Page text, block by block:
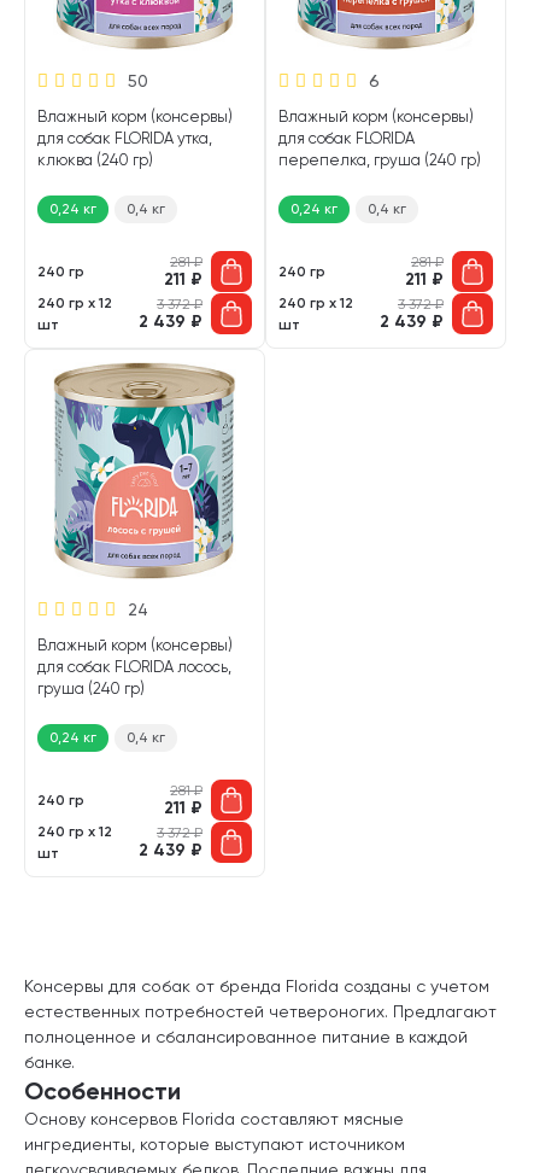
50
Влажный корм (консервы)
для собак FLORIDA утка,
клюква (240 гр)
0,24 кг 0,4 кг
240 гр
281₽
211 ₽
240 гр х 12
шт
3 372₽
2 439 ₽
6
Влажный корм (консервы)
для собак FLORIDA
перепелка, груша (240 гр)
0,24 кг 0,4 кг
240 гр
281₽
211 ₽
240 гр х 12
шт
3 372₽
2 439 ₽
24
Влажный корм (консервы)
для собак FLORIDA лосось,
груша (240 гр)
0,24 кг 0,4 кг
240 гр
281₽
211 ₽
240 гр х 12
шт
3 372₽
2 439 ₽
Консервы для собак от бренда Florida созданы с учетом
естественных потребностей четвероногих. Предлагают
полноценное и сбалансированное питание в каждой
банке.
Особенности
Основу консервов Florida составляют мясные
ингредиенты, которые выступают источником
легкоусваиваемых белков. Последние важны для